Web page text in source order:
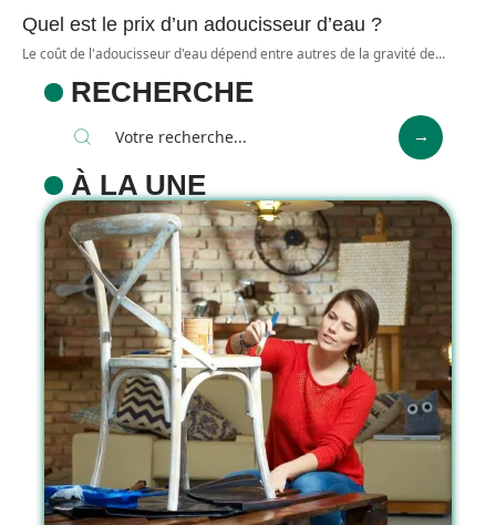
Quel est le prix d’un adoucisseur d’eau ?
Le coût de l'adoucisseur d'eau dépend entre autres de la gravité de…
RECHERCHE
À LA UNE